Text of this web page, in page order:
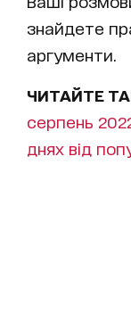
знайдете
аргументи.
ЧИТАЙТЕ
серпень
днях від